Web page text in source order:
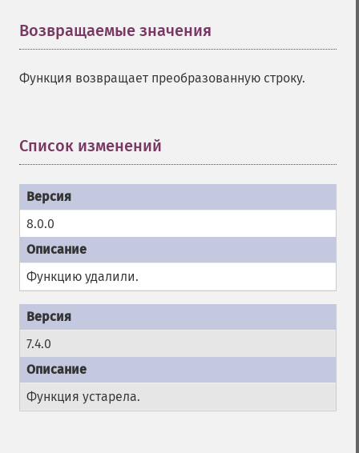
Возвращаемые значения
Функция возвращает преобразованную строку.
Список изменений
8.0.0
Функцию удалили.
7.4.0
Функция устарела.